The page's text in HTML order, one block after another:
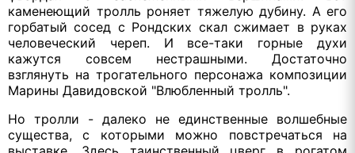
каменеющий тролль роняет тяжелую дубину. А его
горбатый сосед с Рондских скал сжимает в руках
человеческий череп. И все-таки горные духи
кажутся совсем нестрашными. Достаточно
взглянуть на трогательного персонажа композиции
Марины Давидовской "Влюбленный тролль".
Но тролли - далеко не единственные волшебные
существа, с которыми можно повстречаться на